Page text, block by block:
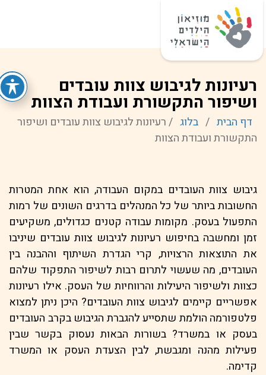
רעיונות לגיבוש צוות עובדים
ושיפור התקשורת ועבודת הצוות
דף הבית / בלוג / רעיונות לגיבוש צוות עובדים ושיפור
התקשורת ועבודת הצוות
גיבוש צוות העובדים במקום העבודה, הוא אחת המטרות
החשובות ביותר של כל המנהלים בדרגים השונים של רמות
התפעול בעסק. מקומות עבודה קטנים כגדולים, משקיעים
זמן ומחשבה בחיפוש רעיונות לגיבוש צוות עובדים שיניבו
את התוצאות הרצויות, קרי הגדרת השיתוף וההבנה בין
העובדים, מה שעשוי לתרום רבות לשיפור התפקוד שלהם
כצוות ולשיפור היעילות והרווחיות של העסק. אילו רעיונות
אפשריים קיימים לגיבוש צוות העובדים? היכן ניתן למצוא
פלטפורמה הולמת שתסייע להגברת הגיבוש בקרב העובדים
בעסק או במשרד? בשורות הבאות נעסוק בקשר שבין
פעילות מהנה ומגבשת, לבין הצעדת העסק או המשרד
קדימה.